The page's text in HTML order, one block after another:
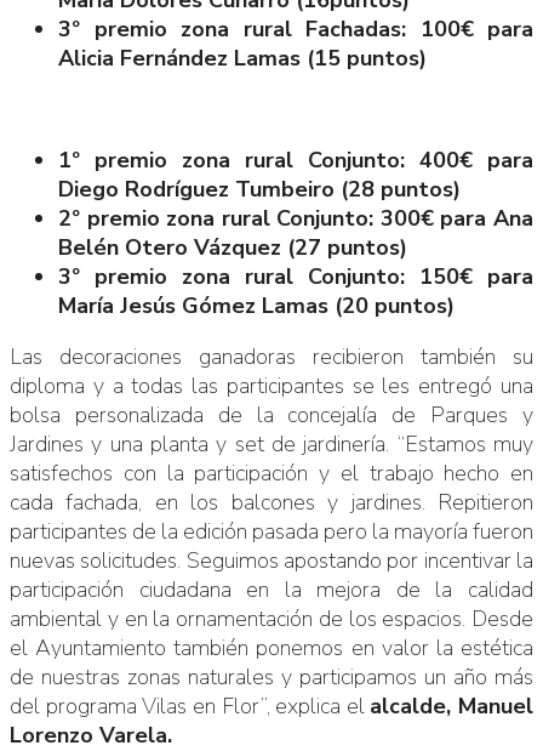
3º premio zona rural Fachadas: 100€ para
Alicia Fernández Lamas (15 puntos)
1º premio zona rural Conjunto: 400€ para
Diego Rodríguez Tumbeiro (28 puntos)
2º premio zona rural Conjunto: 300€ para Ana
Belén Otero Vázquez (27 puntos)
3º premio zona rural Conjunto: 150€ para
María Jesús Gómez Lamas (20 puntos)
Las decoraciones ganadoras recibieron también su
diploma y a todas las participantes se les entregó una
bolsa personalizada de la concejalía de Parques y
Jardines y una planta y set de jardinería. “Estamos muy
satisfechos con la participación y el trabajo hecho en
cada fachada, en los balcones y jardines. Repitieron
participantes de la edición pasada pero la mayoría fueron
nuevas solicitudes. Seguimos apostando por incentivar la
participación ciudadana en la mejora de la calidad
ambiental y en la ornamentación de los espacios. Desde
el Ayuntamiento también ponemos en valor la estética
de nuestras zonas naturales y participamos un año más
del programa Vilas en Flor”, explica el alcalde, Manuel
Lorenzo Varela.